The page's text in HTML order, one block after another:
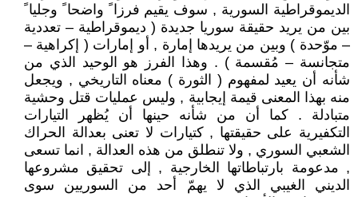
الديموقراطية السورية , سوف يقيم فرزا ً واضحا ً وجليا ً
بين من يريد حقيقة سوريا جديدة ( ديموقراطية – تعددية
– موّحدة ) وبين من يريدها إمارة , أو إمارات ( إكراهية –
متجانسة – مُقسمة ) . وهذا الفرز هو الوحيد الذي من
شأنه أن يعيد لمفهوم ( الثورة ) معناه التاريخي , ويجعل
منه بهذا المعنى قيمة إيجابية , وليس عمليات قتل وحشية
متبادلة . كما أن من شأنه حينها أن يُظهر التيارات
التكفيرية على حقيقتها , كتيارات لا تعنى بعدالة الحراك
الشعبي السوري , ولا تنطلق من هذه العدالة , انما تسعى
, مدعومة بارتباطاتها الخارجية , إلى تحقيق مشروعها
الديني الغيبي الذي لا يهمّ أحد من السوريين سوى